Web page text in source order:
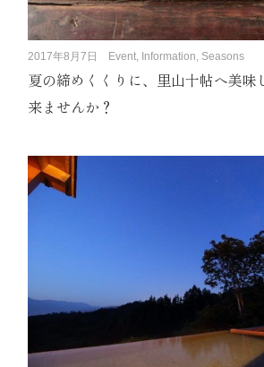
2017年8月7日 Event, Information, Seasons
夏の締めくくりに、里山十帖へ美味
来ませんか？